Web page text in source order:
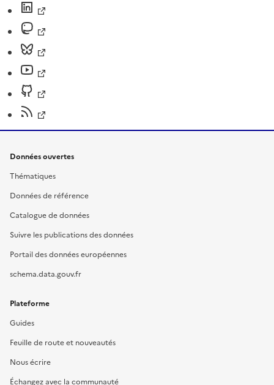
Données ouvertes
Thématiques
Données de référence
Catalogue de données
Suivre les publications des données
Portail des données européennes
schema.data.gouv.fr
Plateforme
Guides
Feuille de route et nouveautés
Nous écrire
Échangez avec la communauté